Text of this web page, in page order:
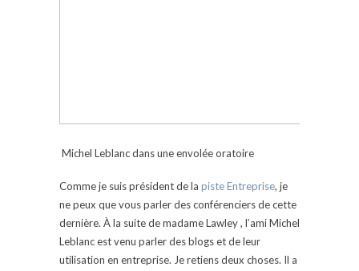
Michel Leblanc dans une envolée oratoire
Comme je suis président de la piste Entreprise, je
ne peux que vous parler des conférenciers de cette
dernière. À la suite de madame Lawley , l’ami Michel
Leblanc est venu parler des blogs et de leur
utilisation en entreprise. Je retiens deux choses. Il a